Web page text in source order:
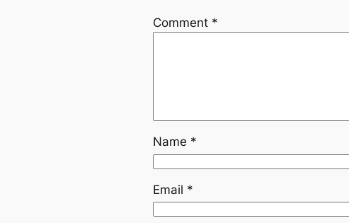
Comment *
Name *
Email *